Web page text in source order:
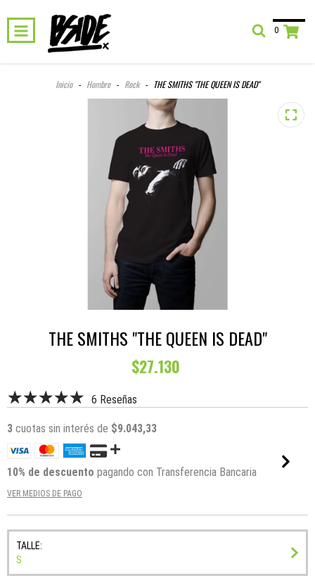
0
Inicio - Hombre - Rock - THE SMITHS "THE QUEEN IS DEAD"
THE SMITHS "THE QUEEN IS DEAD"
$27.130
6 Reseñas
3 cuotas sin interés de $9.043,33
10% de descuento pagando con Transferencia Bancaria
VER MEDIOS DE PAGO
TALLE:
S